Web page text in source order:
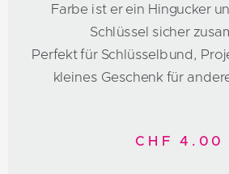
Farbe ist er ein Hingucker
Schlüssel sicher
Perfekt für Schlüsselbund,
kleines Geschenk für
CHF 4.00